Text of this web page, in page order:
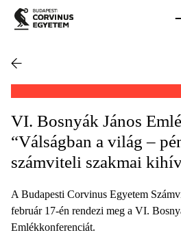
VI. Bosnyák János
“Válságban a világ –
számviteli szakmai
A Budapesti Corvinus Egyetem
február 17-én rendezi meg a VI.
Emlékkonferenciát.